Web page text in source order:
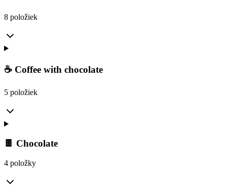
8 položiek
☕ Coffee with chocolate
5 položiek
🍫 Chocolate
4 položky